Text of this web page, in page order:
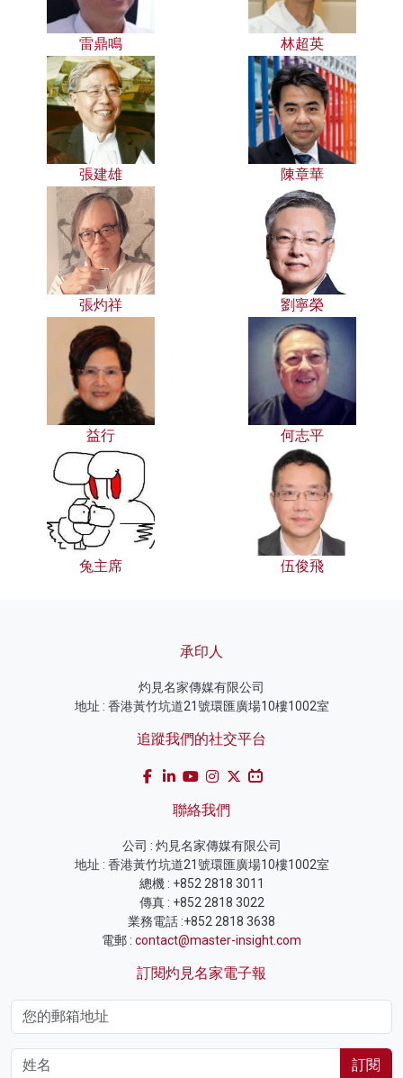
雷鼎鳴 林超英
張建雄 陳章華
張灼祥 劉寧榮
益行 何志平
兔主席 伍俊飛
承印人
灼見名家傳媒有限公司
地址 : 香港黃竹坑道21號環匯廣場10樓1002室
追蹤我們的社交平台
聯絡我們
公司 : 灼見名家傳媒有限公司
地址 : 香港黃竹坑道21號環匯廣場10樓1002室
總機 : +852 2818 3011
傳真 : +852 2818 3022
業務電話 :+852 2818 3638
電郵 : contact@master-insight.com
訂閱灼見名家電子報
訂閱